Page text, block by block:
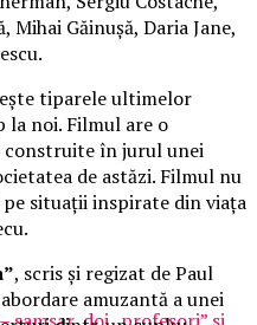
Mihai Găinușă, Daria Jane,
tiparele ultimelor
noi. Filmul are o
construite în jurul unei
de astăzi. Filmul nu
situații inspirate din viața
, scris și regizat de Paul
amuzantă a unei